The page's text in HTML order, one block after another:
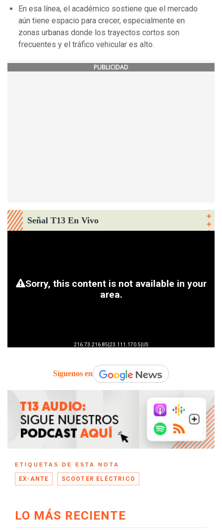
En esa línea, el académico sostiene que el mercado
aún tiene espacio para crecer, especialmente en
zonas urbanas donde los trayectos cortos son
frecuentes y el tráfico vehicular es alto.
PUBLICIDAD
Señal T13 En Vivo
Síguenos en
ETIQUETAS DE ESTA NOTA
EX-ANTE SCOOTER ELÉCTRICO
LO MÁS RECIENTE